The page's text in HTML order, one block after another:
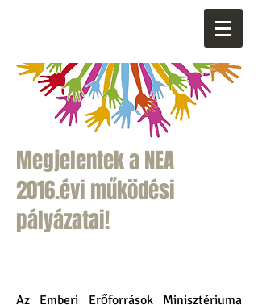
Megjelentek a NEA
2016.évi működési
pályázatai!
Az Emberi Erőforrások Minisztériuma